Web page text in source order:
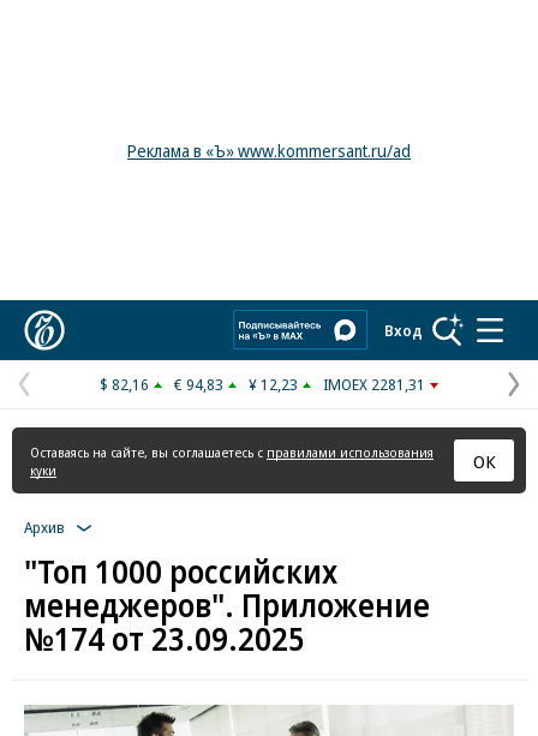
Реклама в «Ъ» www.kommersant.ru/ad
Вход
Предыдущая
страница
$ 82,16 € 94,83 ¥ 12,23 IMOEX 2281,31
Оставаясь на сайте, вы соглашаетесь с правилами использования
куки
ОК
Архив
"Топ 1000 российских
менеджеров". Приложение
№174 от 23.09.2025